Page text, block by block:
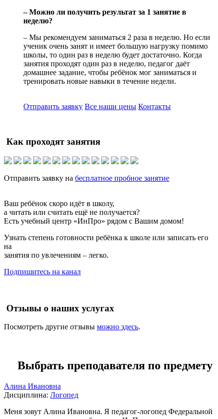
– Можно ли получить результат за 1 занятие в
неделю?
– Мы рекомендуем заниматься 2 раза в неделю. Но если
ученик очень занят и имеет большую нагрузку помимо
школы, то один раз в неделю будет достаточно. Когда
занятия проходят один раз в неделю, педагог даёт
домашнее задание, чтобы ребёнок мог заниматься и
тренировать новые навыки в течение недели.
Отправить заявку Все наши цены Контакты
Как проходят занятия
Отправить заявку на бесплатное пробное занятие
Ваш ребёнок скоро идёт в школу,
а читать или считать ещё не получается?
Есть учебный центр «ИнПро» рядом с Вашим домом!
Узнать степень готовности ребёнка к школе или записать его
на
занятия по увлечениям – легко.
Подпишитесь на канал
Отзывы о наших услугах
Посмотреть другие отзывы можно здесь.
Выбрать преподавателя по предмету
Алина Ивановна
Дисциплина: Логопед
Меня зовут Алина Ивановна. Я педагог-логопед Федеральной